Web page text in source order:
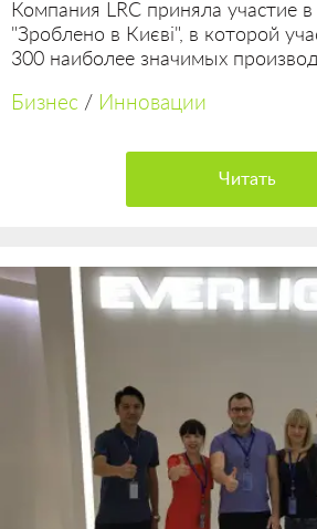
Компания LRC приняла участие
"Зроблено в Києві", в которой
300 наиболее значимых
Бизнес / Инновации
Читать